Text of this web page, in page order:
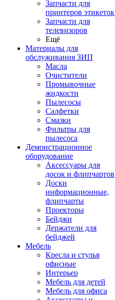
Запчасти для
принтеров этикеток
Запчасти для
телевизоров
Ещё
Материалы для
обслуживания ЗИП
Масла
Очистители
Промывочные
жидкости
Пылесосы
Салфетки
Смазки
Фильтры для
пылесоса
Демонстрационное
оборудование
Аксессуары для
досок и флипчартов
Доски
информационные,
флипчарты
Проекторы
Бейджи
Держатели для
бейджей
Мебель
Кресла и стулья
офисные
Интерьер
Мебель для детей
Мебель для офиса